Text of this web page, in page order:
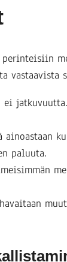
vastaavista
ainoastaan
paluuta.